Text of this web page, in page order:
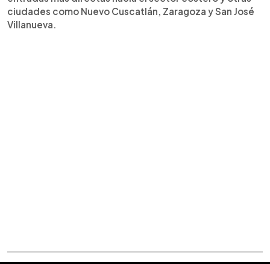
ciudades como Nuevo Cuscatlán, Zaragoza y San José
Villanueva.